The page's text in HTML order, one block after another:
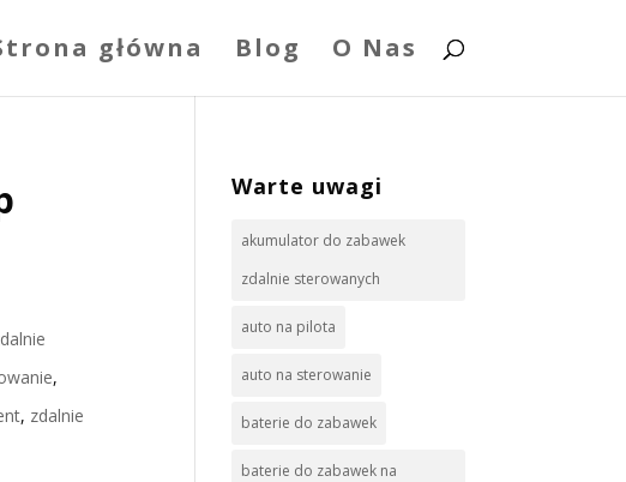
główna Blog O Nas
,
, zdalnie
Warte uwagi
akumulator do zabawek
zdalnie sterowanych
auto na pilota
auto na sterowanie
baterie do zabawek
baterie do zabawek na